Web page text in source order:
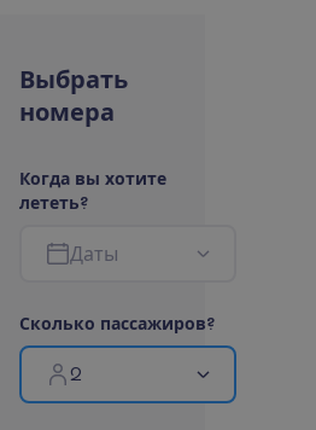
Выбрать
номера
Когда вы хотите
лететь?
Даты
Сколько пассажиров?
2